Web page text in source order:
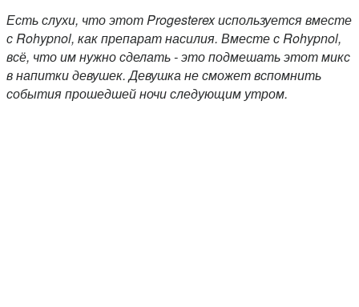
Есть слухи, что этот Progesterex используется вместе
с Rohypnol, как препарат насилия. Вместе с Rohypnol,
всё, что им нужно сделать - это подмешать этот микс
в напитки девушек. Девушка не сможет вспомнить
события прошедшей ночи следующим утром.